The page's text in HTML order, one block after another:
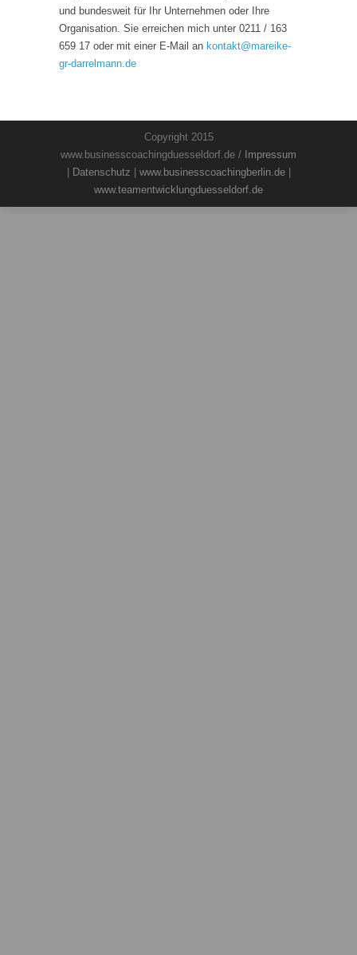
und bundesweit für Ihr Unternehmen oder Ihre
Organisation. Sie erreichen mich unter 0211 / 163
659 17 oder mit einer E-Mail an kontakt@mareike-
gr-darrelmann.de
Copyright 2015
www.businesscoachingduesseldorf.de / Impressum
Datenschutz www.businesscoachingberlin.de|
www.teamentwicklungduesseldorf.de